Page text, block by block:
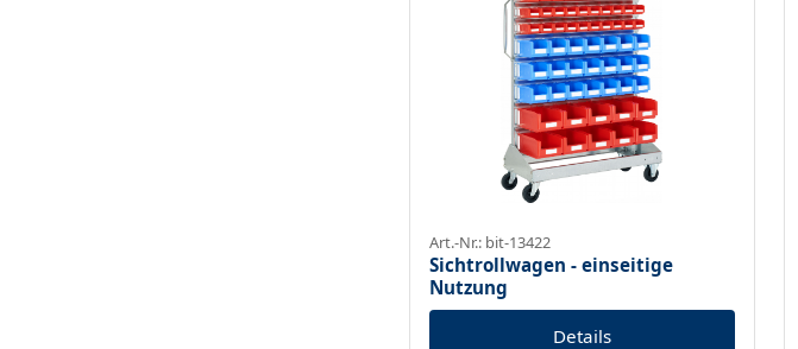
Art.-Nr.: bit-13422
Sichtrollwagen - einseitige
Nutzung
Details